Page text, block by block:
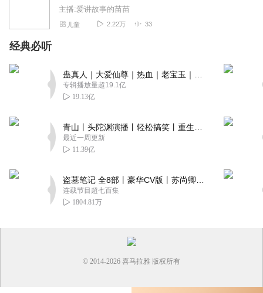
主播:爱讲故事的苗苗
儿童 2.22万 33
经典必听
专辑播放量超19.1亿
19.13亿
最近一周更新
11.39亿
连载节目超七百集
1804.81万
© 2014-2026 喜马拉雅 版权所有